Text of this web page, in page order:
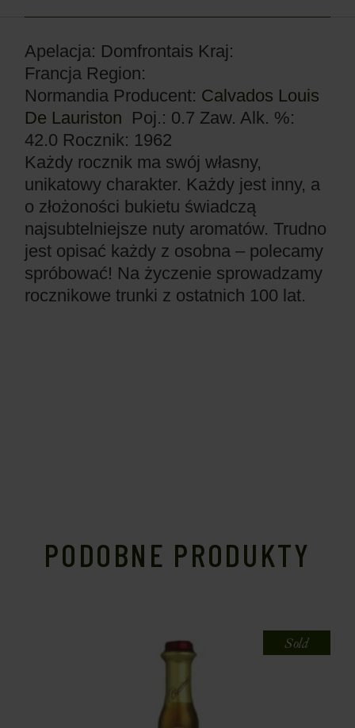
Apelacja: Domfrontais Kraj:
Francja Region:
Normandia Producent: Calvados Louis
De Lauriston Poj.: 0.7 Zaw. Alk. %:
42.0 Rocznik: 1962
Każdy rocznik ma swój własny,
unikatowy charakter. Każdy jest inny, a
o złożoności bukietu świadczą
najsubtelniejsze nuty aromatów. Trudno
jest opisać każdy z osobna – polecamy
spróbować! Na życzenie sprowadzamy
rocznikowe trunki z ostatnich 100 lat.
PODOBNE PRODUKTY
Sold